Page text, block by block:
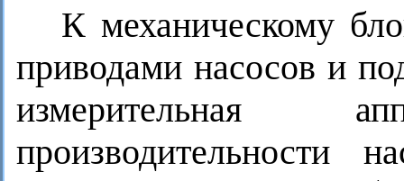
К механическому
приводами насосов и
измерительная
производительности